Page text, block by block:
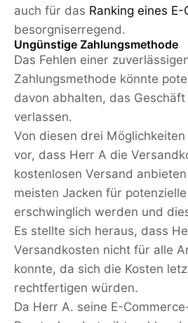
auch für das Ranking eines
besorgniserregend.
Ungünstige Zahlungsmethode
Das Fehlen einer
Zahlungsmethode könnte
davon abhalten, das Geschäft
verlassen.
Von diesen drei
vor, dass Herr A die
kostenlosen Versand
meisten Jacken für
erschwinglich werden und
Es stellte sich heraus, dass
Versandkosten nicht für alle
konnte, da sich die Kosten
rechtfertigen würden.
Da Herr A. seine E-